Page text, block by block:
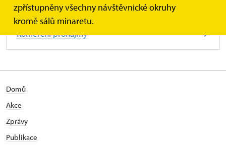
zpřístupněny všechny návštěvnické okruhy
kromě sálů minaretu.
Komerční pronájmy
Domů
Akce
Zprávy
Publikace